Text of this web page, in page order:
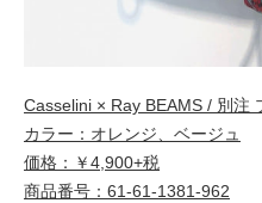
Casselini × Ray BEAMS / 別注
カラー：オレンジ、ベージュ
価格：￥4,900+税
商品番号：61-61-1381-962